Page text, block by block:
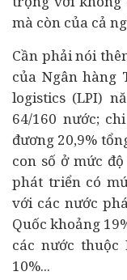
mà còn của cả
Cần phải nói
của Ngân hàng
logistics (LPI)
64/160 nước;
đương 20,9%
con số ở mức
phát triển có
với các nước
Quốc khoảng
các nước thuộc
10%...